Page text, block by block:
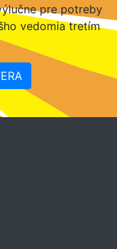
pre potreby
vedomia tretím